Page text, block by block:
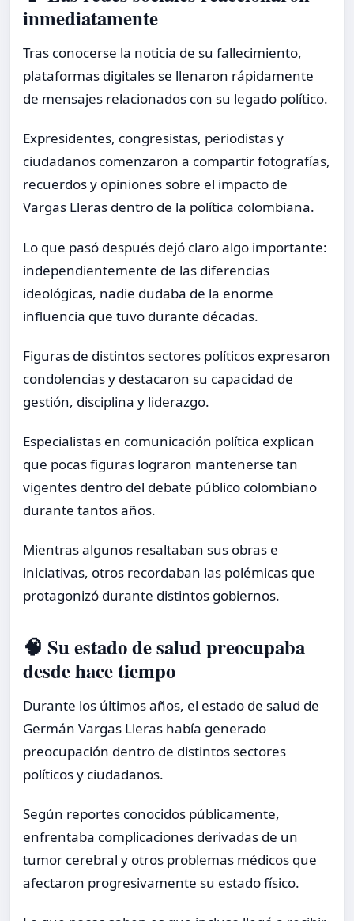
inmediatamente
Tras conocerse la noticia de su fallecimiento,
plataformas digitales se llenaron rápidamente
de mensajes relacionados con su legado político.
Expresidentes, congresistas, periodistas y
ciudadanos comenzaron a compartir fotografías,
recuerdos y opiniones sobre el impacto de
Vargas Lleras dentro de la política colombiana.
Lo que pasó después dejó claro algo importante:
independientemente de las diferencias
ideológicas, nadie dudaba de la enorme
influencia que tuvo durante décadas.
Figuras de distintos sectores políticos expresaron
condolencias y destacaron su capacidad de
gestión, disciplina y liderazgo.
Especialistas en comunicación política explican
que pocas figuras lograron mantenerse tan
vigentes dentro del debate público colombiano
durante tantos años.
Mientras algunos resaltaban sus obras e
iniciativas, otros recordaban las polémicas que
protagonizó durante distintos gobiernos.
🧠 Su estado de salud preocupaba
desde hace tiempo
Durante los últimos años, el estado de salud de
Germán Vargas Lleras había generado
preocupación dentro de distintos sectores
políticos y ciudadanos.
Según reportes conocidos públicamente,
enfrentaba complicaciones derivadas de un
tumor cerebral y otros problemas médicos que
afectaron progresivamente su estado físico.